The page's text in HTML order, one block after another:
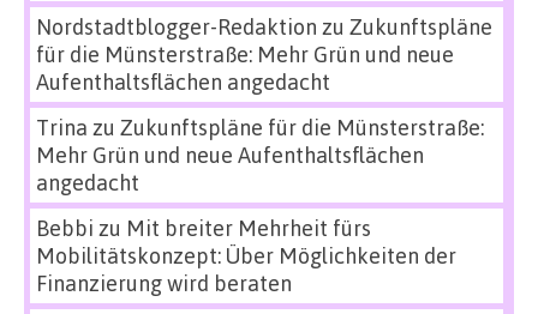
Nordstadtblogger-Redaktion zu Zukunftspläne
für die Münsterstraße: Mehr Grün und neue
Aufenthaltsflächen angedacht
Trina zu Zukunftspläne für die Münsterstraße:
Mehr Grün und neue Aufenthaltsflächen
angedacht
Bebbi zu Mit breiter Mehrheit fürs
Mobilitätskonzept: Über Möglichkeiten der
Finanzierung wird beraten